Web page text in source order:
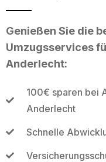
Genießen Sie die
Umzugsservices
Anderlecht:
100€ sparen bei
Anderlecht
Schnelle